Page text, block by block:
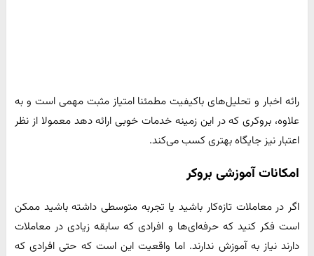
رائه اخبار و تحلیل‌های باکیفیت مطمئنا امتیاز مثبت مهمی است و به
علاوه، بروکری که در این زمینه خدمات خوبی ارائه دهد معمولا از نظر
اعتبار نیز جایگاه بهتری کسب می‌کند.
امکانات آموزشی بروکر
اگر در معاملات تازه‌کار باشید یا تجربه متوسطی داشته باشید ممکن
است فکر کنید که حرفه‌ای‌ها و افرادی که سابقه زیادی در معاملات
دارند نیاز به آموزش ندارند. اما واقعیت این است که حتی افرادی که